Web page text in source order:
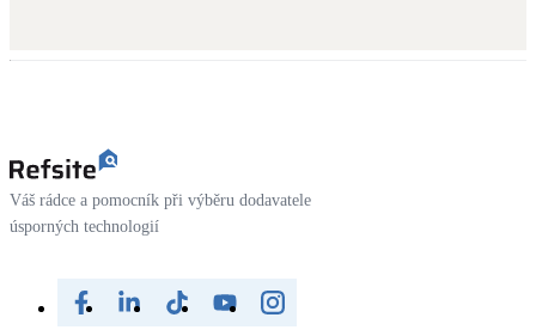
Váš rádce a pomocník při výběru dodavatele
úsporných technologií